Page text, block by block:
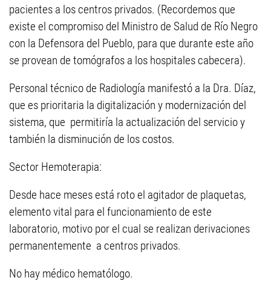
pacientes a los centros privados. (Recordemos que
existe el compromiso del Ministro de Salud de Río Negro
con la Defensora del Pueblo, para que durante este año
se provean de tomógrafos a los hospitales cabecera).
Personal técnico de Radiología manifestó a la Dra. Díaz,
que es prioritaria la digitalización y modernización del
sistema, que permitiría la actualización del servicio y
también la disminución de los costos.
Sector Hemoterapia:
Desde hace meses está roto el agitador de plaquetas,
elemento vital para el funcionamiento de este
laboratorio, motivo por el cual se realizan derivaciones
permanentemente a centros privados.
No hay médico hematólogo.